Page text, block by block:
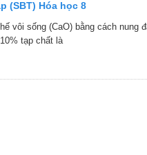
(SBT) Hóa học 8
vôi sống (CaO) bằng cách
tạp chất là